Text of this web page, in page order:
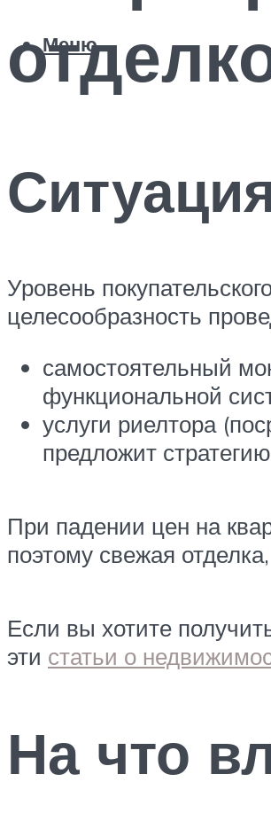
Меню
Уровень
целесообразность
самостоятельный
функциональной
услуги риелтора
предложит
При падении цен на
поэтому свежая
Если вы хотите
эти статьи о
На что